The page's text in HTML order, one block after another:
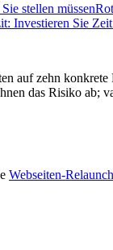
stellen müssen
Investieren Sie
auf zehn
das Risiko ab;
Webseiten-